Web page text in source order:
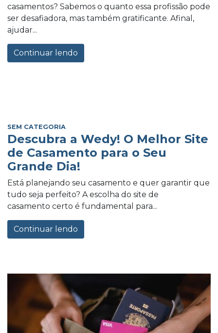
casamentos? Sabemos o quanto essa profissão pode
ser desafiadora, mas também gratificante. Afinal,
ajudar...
Continuar lendo
SEM CATEGORIA
Descubra a Wedy! O Melhor Site
de Casamento para o Seu
Grande Dia!
Está planejando seu casamento e quer garantir que
tudo seja perfeito? A escolha do site de
casamento certo é fundamental para...
Continuar lendo